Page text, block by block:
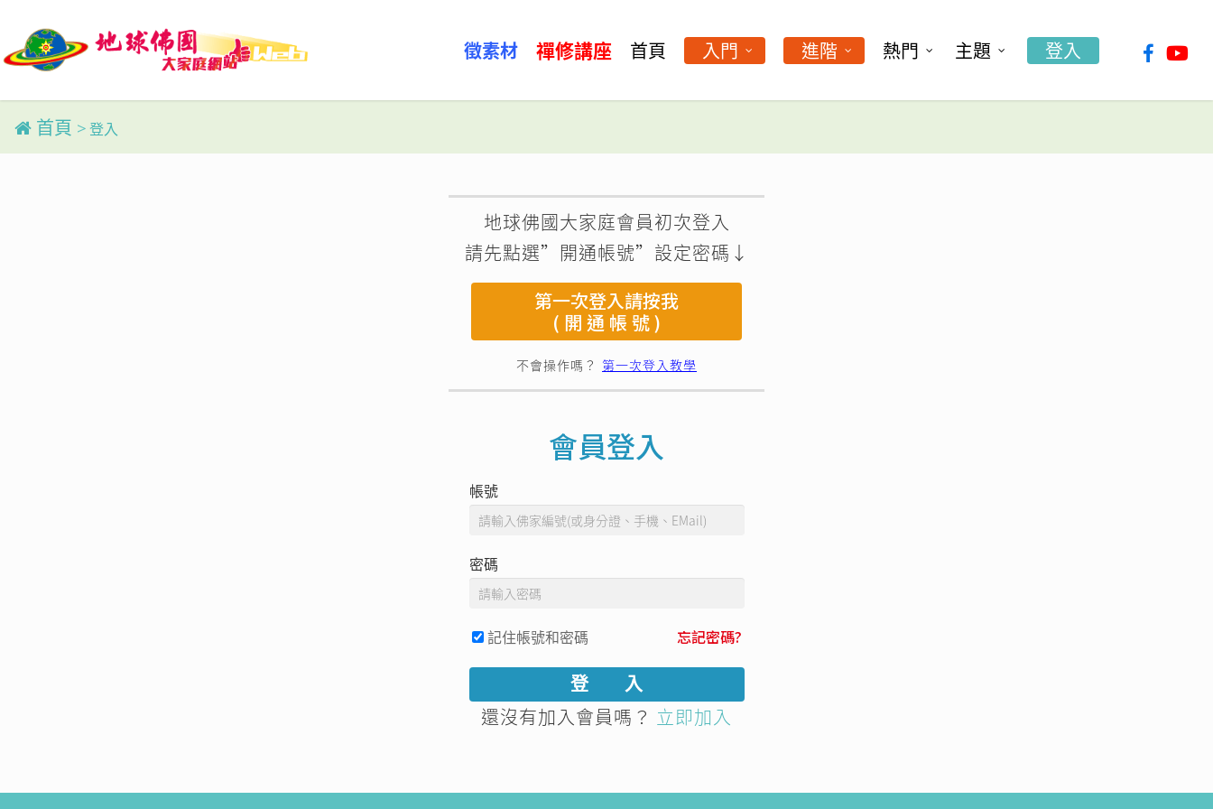
main
content
徵素材 禪修講座 首頁 入門 進階 熱門 主題 登入 facebook
首頁 > 登入
地球佛國大家庭會員初次登入
請先點選”開通帳號”設定密碼↓
第一次登入請按我
( 開 通 帳 號 )
不會操作嗎？ 第一次登入教學
會員登入
帳號
密碼
記住帳號和密碼 忘記密碼?
還沒有加入會員嗎？ 立即加入